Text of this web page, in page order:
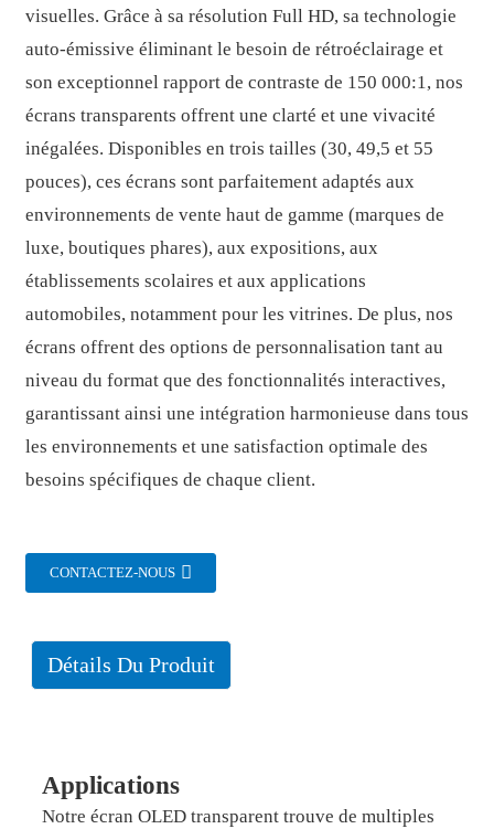
visuelles. Grâce à sa résolution Full HD, sa technologie
auto-émissive éliminant le besoin de rétroéclairage et
son exceptionnel rapport de contraste de 150 000:1, nos
écrans transparents offrent une clarté et une vivacité
inégalées. Disponibles en trois tailles (30, 49,5 et 55
pouces), ces écrans sont parfaitement adaptés aux
environnements de vente haut de gamme (marques de
luxe, boutiques phares), aux expositions, aux
établissements scolaires et aux applications
automobiles, notamment pour les vitrines. De plus, nos
écrans offrent des options de personnalisation tant au
niveau du format que des fonctionnalités interactives,
garantissant ainsi une intégration harmonieuse dans tous
les environnements et une satisfaction optimale des
besoins spécifiques de chaque client.
CONTACTEZ-NOUS
Détails Du Produit
Applications
Notre écran OLED transparent trouve de multiples